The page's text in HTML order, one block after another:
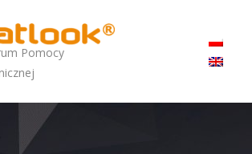
Pomocy